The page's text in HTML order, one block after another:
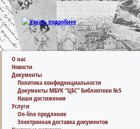
О нас
Новости
Документы
Политика конфиденциальности
Документы МБУК “ЦБС” Библиотеки №5
Наши достижения
Услуги
On-line продление
Электронная доставка документов